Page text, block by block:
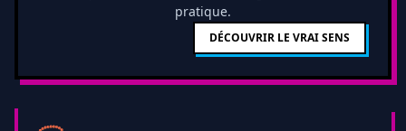
pratique.
DÉCOUVRIR LE VRAI SENS